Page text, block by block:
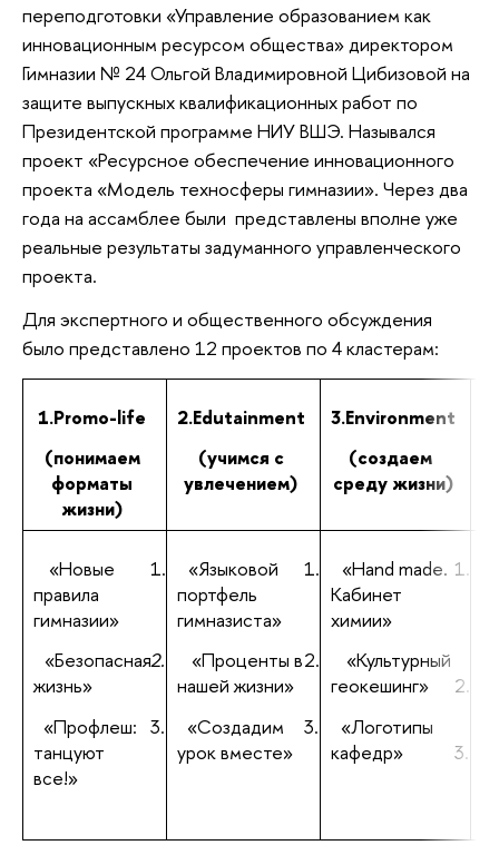
переподготовки «Управление образованием как
инновационным ресурсом общества» директором
Гимназии № 24 Ольгой Владимировной Цибизовой на
защите выпускных квалификационных работ по
Президентской программе НИУ ВШЭ. Назывался
проект «Ресурсное обеспечение инновационного
проекта «Модель техносферы гимназии». Через два
года на ассамблее были представлены вполне уже
реальные результаты задуманного управленческого
проекта.
Для экспертного и общественного обсуждения
было представлено 12 проектов по 4 кластерам:
1.Promo-life
(понимаем
форматы
жизни)
2.Edutainment
(учимся с
увлечением)
3.Environment
(создаем
среду жизни)
«Новые
правила
гимназии»
«Безопасная
жизнь»
«Профлеш:
танцуют
все!»
1.
«Языковой
портфель
гимназиста»
2.
«Проценты в
нашей жизни»
3.
«Создадим
урок вместе»
1.
«Hand made.
Кабинет
химии»
2.
«Культурный
геокешинг»
3.
«Логотипы
кафедр»
1.
2.
3.